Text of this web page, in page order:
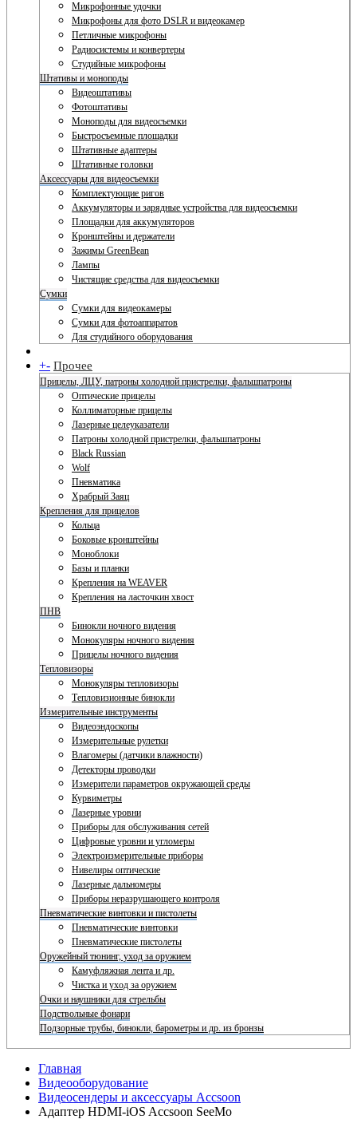
Микрофонные удочки
Микрофоны для фото DSLR и видеокамер
Петличные микрофоны
Радиосистемы и конвертеры
Студийные микрофоны
Штативы и моноподы
Видеоштативы
Фотоштативы
Моноподы для видеосъемки
Быстросъемные площадки
Штативные адаптеры
Штативные головки
Аксессуары для видеосъемки
Комплектующие ригов
Аккумуляторы и зарядные устройства для видеосъемки
Площадки для аккумуляторов
Кронштейны и держатели
Зажимы GreenBean
Лампы
Чистящие средства для видеосъемки
Сумки
Сумки для видеокамеры
Сумки для фотоаппаратов
Для студийного оборудования
+- Прочее
Прицелы, ЛЦУ, патроны холодной пристрелки, фальшпатроны
Оптические прицелы
Коллиматорные прицелы
Лазерные целеуказатели
Патроны холодной пристрелки, фальшпатроны
Black Russian
Wolf
Пневматика
Храбрый Заяц
Крепления для прицелов
Кольца
Боковые кронштейны
Моноблоки
Базы и планки
Крепления на WEAVER
Крепления на ласточкин хвост
ПНВ
Бинокли ночного видения
Монокуляры ночного видения
Прицелы ночного видения
Тепловизоры
Монокуляры тепловизоры
Тепловизионные бинокли
Измерительные инструменты
Видеоэндоскопы
Измерительные рулетки
Влагомеры (датчики влажности)
Детекторы проводки
Измерители параметров окружающей среды
Курвиметры
Лазерные уровни
Приборы для обслуживания сетей
Цифровые уровни и угломеры
Электроизмерительные приборы
Нивелиры оптические
Лазерные дальномеры
Приборы неразрушающего контроля
Пневматические винтовки и пистолеты
Пневматические винтовки
Пневматические пистолеты
Оружейный тюнинг, уход за оружием
Камуфляжная лента и др.
Чистка и уход за оружием
Очки и наушники для стрельбы
Подствольные фонари
Подзорные трубы, бинокли, барометры и др. из бронзы
Главная
Видеооборудование
Видеосендеры и аксессуары Accsoon
Адаптер HDMI-iOS Accsoon SeeMo